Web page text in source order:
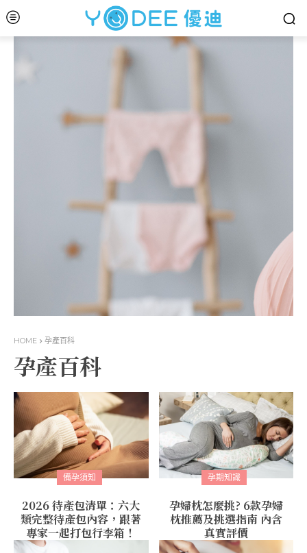
HOME 孕產百科
孕產百科
備孕須知
2026 待產包清單：六大
類完整待產包內容，跟著
專家一起打包行李箱！
孕期知識
孕婦枕怎麼挑? 6款孕婦
枕推薦及挑選指南 內含
真實評價